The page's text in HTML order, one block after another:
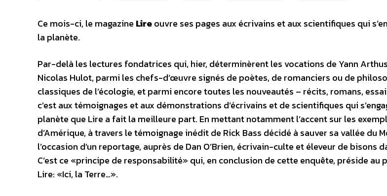
Ce mois-ci, le magazine Lireouvre ses pages aux écrivains et aux scientifiques qui
la planète.
Par-delà les lectures fondatrices qui, hier, déterminèrent les vocations de Yann
Nicolas Hulot, parmi les chefs-d’œuvre signés de poètes, de romanciers ou de
classiques de l’écologie, et parmi encore toutes les nouveautés – récits, romans,
c’est aux témoignages et aux démonstrations d’écrivains et de scientifiques qui
planète que Lire a fait la meilleure part. En mettant notamment l’accent sur les
d’Amérique, à travers le témoignage inédit de Rick Bass décidé à sauver sa vallée du
l’occasion d’un reportage, auprès de Dan O’Brien, écrivain-culte et éleveur de bisons
C’est ce «principe de responsabilité» qui, en conclusion de cette enquête, préside au
Lire: «Ici, la Terre…».